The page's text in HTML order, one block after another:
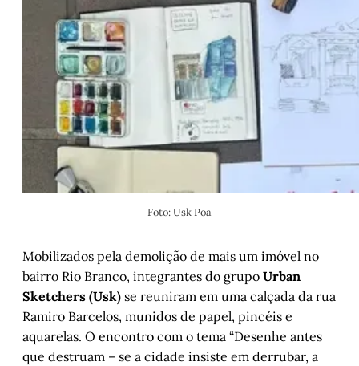
Foto: Usk Poa
Mobilizados pela demolição de mais um imóvel no
bairro Rio Branco, integrantes do grupo Urban
Sketchers (Usk) se reuniram em uma calçada da rua
Ramiro Barcelos, munidos de papel, pincéis e
aquarelas. O encontro com o tema “Desenhe antes
que destruam – se a cidade insiste em derrubar, a